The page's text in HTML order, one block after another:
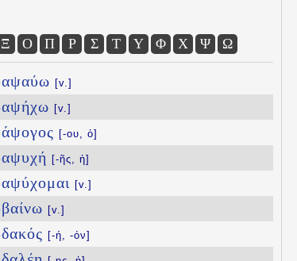
Ξ Ο Π Ρ Σ Τ Υ Φ Χ Ψ Ω
[v.]
[v.]
[-ου, ὁ]
[-ῆς, ἡ]
[v.]
[v.]
[-ή, -όν]